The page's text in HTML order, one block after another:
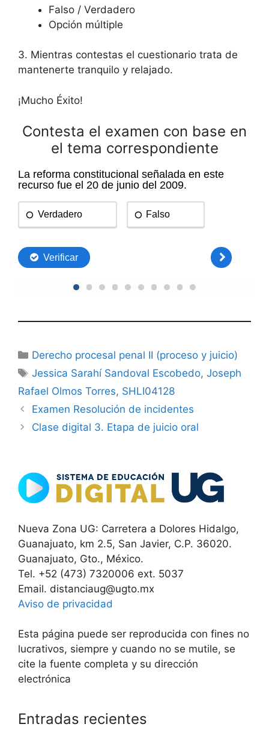
Falso / Verdadero
Opción múltiple
3. Mientras contestas el cuestionario trata de
mantenerte tranquilo y relajado.
¡Mucho Éxito!
Contesta el examen con base en
el tema correspondiente
Categorías
Derecho procesal penal II (proceso y juicio)
Etiquetas
Jessica Sarahí Sandoval Escobedo,Joseph
Rafael Olmos Torres, SHLI04128
Examen Resolución de incidentes
Clase digital 3. Etapa de juicio oral
Nueva Zona UG: Carretera a Dolores Hidalgo,
Guanajuato, km 2.5, San Javier, C.P. 36020.
Guanajuato, Gto., México.
Tel. +52 (473) 7320006 ext. 5037
Email. distanciaug@ugto.mx
Aviso de privacidad
Esta página puede ser reproducida con fines no
lucrativos, siempre y cuando no se mutile, se
cite la fuente completa y su dirección
electrónica
Entradas recientes